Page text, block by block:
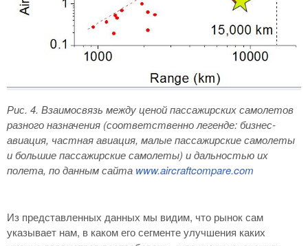
Рис. 4. Взаимосвязь между ценой пассажирских самолетов
разного назначения (соответственно легенде: бизнес-
авиация, частная авиация, малые пассажирские самолеты
и большие пассажирские самолеты) и дальностью их
полета, по данным сайта www.aircraftcompare.com
Из представленных данных мы видим, что рынок сам
указывает нам, в каком его сегменте улучшения каких